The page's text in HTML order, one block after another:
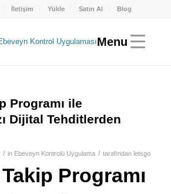
İletişim Yükle Satın Al Blog
Programı ile
Dijital Tehditlerden
/ in Ebeveyn Kontrolü Uygulama / tarafından letsgo
Programı